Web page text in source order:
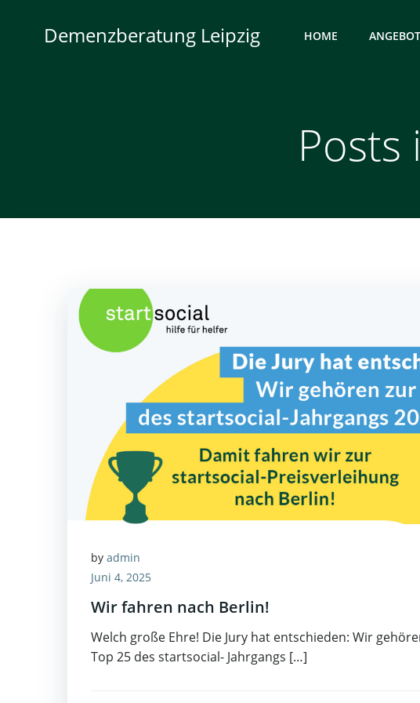
springenDemenzberatung Leipzig HOME
Posts
by admin
Juni 4, 2025
Wir fahren nach Berlin!
Welch große Ehre! Die Jury hat entschieden: Wir
Top 25 des startsocial- Jahrgangs […]